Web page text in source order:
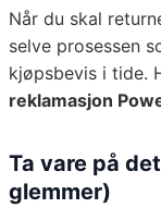
Når du skal
selve prosessen
kjøpsbevis i tide.
reklamasjon
Ta vare på
glemmer)